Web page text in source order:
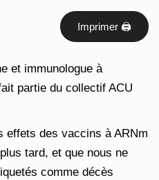
Imprimer 🖨
et immunologue à
partie du collectif ACU
effets des vaccins à ARNm
tard, et que nous ne
comme décès